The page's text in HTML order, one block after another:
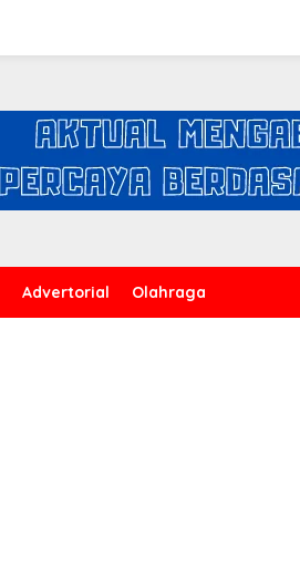
Advertorial Olahraga